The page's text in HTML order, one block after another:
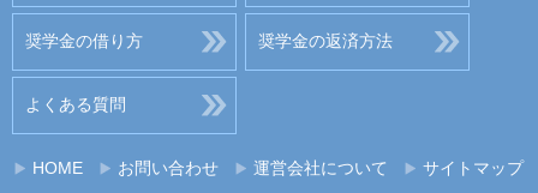
奨学金の借り方 奨学金の返済方法
よくある質問
HOME お問い合わせ 運営会社について サイトマップ